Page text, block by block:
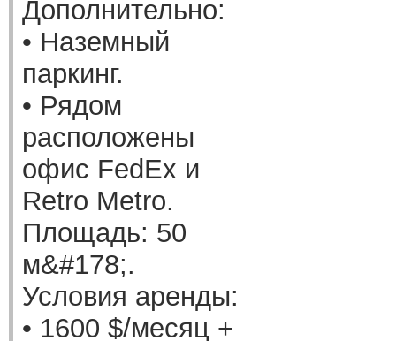
Дополнительно:
• Наземный
паркинг.
• Рядом
расположены
офис FedEx и
Retro Metro.
Площадь: 50
м&#178;.
Условия аренды:
• 1600 $/месяц +